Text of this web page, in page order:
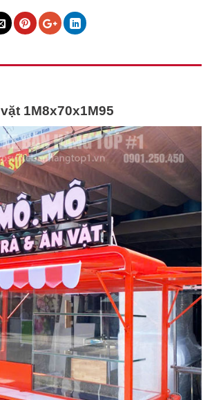
1M8x70x1M95